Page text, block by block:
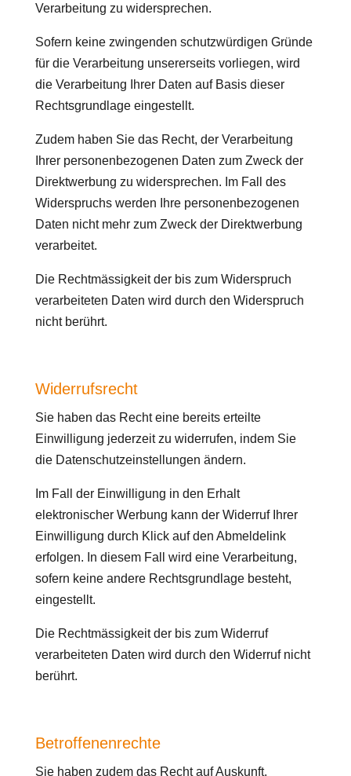
Verarbeitung zu widersprechen.
Sofern keine zwingenden schutzwürdigen Gründe
für die Verarbeitung unsererseits vorliegen, wird
die Verarbeitung Ihrer Daten auf Basis dieser
Rechtsgrundlage eingestellt.
Zudem haben Sie das Recht, der Verarbeitung
Ihrer personenbezogenen Daten zum Zweck der
Direktwerbung zu widersprechen. Im Fall des
Widerspruchs werden Ihre personenbezogenen
Daten nicht mehr zum Zweck der Direktwerbung
verarbeitet.
Die Rechtmässigkeit der bis zum Widerspruch
verarbeiteten Daten wird durch den Widerspruch
nicht berührt.
Widerrufsrecht
Sie haben das Recht eine bereits erteilte
Einwilligung jederzeit zu widerrufen, indem Sie
die Datenschutzeinstellungen ändern.
Im Fall der Einwilligung in den Erhalt
elektronischer Werbung kann der Widerruf Ihrer
Einwilligung durch Klick auf den Abmeldelink
erfolgen. In diesem Fall wird eine Verarbeitung,
sofern keine andere Rechtsgrundlage besteht,
eingestellt.
Die Rechtmässigkeit der bis zum Widerruf
verarbeiteten Daten wird durch den Widerruf nicht
berührt.
Betroffenenrechte
Sie haben zudem das Recht auf Auskunft,